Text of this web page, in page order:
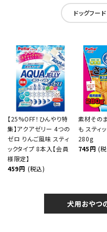
ドッグフード
【25%OFF！ひんやり特
集】アクアゼリー 4つの
ゼロ りんご風味 スティ
ックタイプ 8本入【会員
様限定】
459円 (税込)
素材その
も スティ
280g
745円 (
犬用おやつ